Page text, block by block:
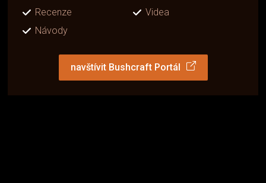
Recenze
Videa
Návody
navštívit Bushcraft Portál